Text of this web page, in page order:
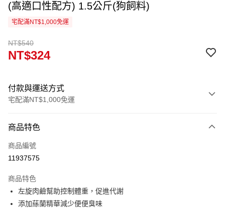
(高適口性配方) 1.5公斤(狗飼料)
宅配滿NT$1,000免運
NT$540
NT$324
付款與運送方式
宅配滿NT$1,000免運
信用卡一次付款
信用卡分期付款
合作金庫商業銀行
華南商業銀行
彰化商業銀行
上海商業儲蓄銀行
LINE Pay
Apple Pay
商品特色
商品編號
11937575
商品特色
左旋肉鹼幫助控制體重，促進代謝
添加蕬蘭精華減少便便臭味